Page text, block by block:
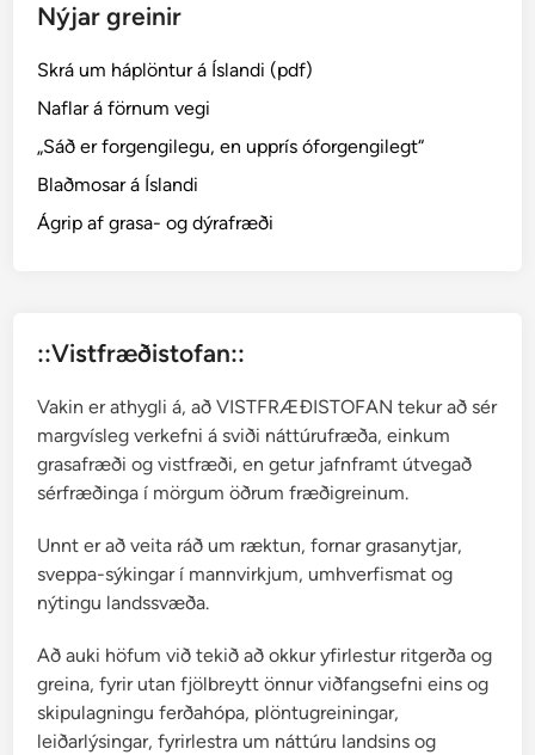
ö
l
o
H
e
l
e
ð
i
Nýjar greinir
Skrá um háplöntur á Íslandi (pdf)
Naflar á förnum vegi
„Sáð er forgengilegu, en upprís óforgengilegt“
Blaðmosar á Íslandi
Ágrip af grasa- og dýrafræði
::Vistfræðistofan::
Vakin er athygli á, að VISTFRÆÐISTOFAN tekur að sér
margvísleg verkefni á sviði náttúrufræða, einkum
grasafræði og vistfræði, en getur jafnframt útvegað
sérfræðinga í mörgum öðrum fræðigreinum.
Unnt er að veita ráð um ræktun, fornar grasanytjar,
sveppa-sýkingar í mannvirkjum, umhverfismat og
nýtingu landssvæða.
Að auki höfum við tekið að okkur yfirlestur ritgerða og
greina, fyrir utan fjölbreytt önnur viðfangsefni eins og
skipulagningu ferðahópa, plöntugreiningar,
leiðarlýsingar, fyrirlestra um náttúru landsins og